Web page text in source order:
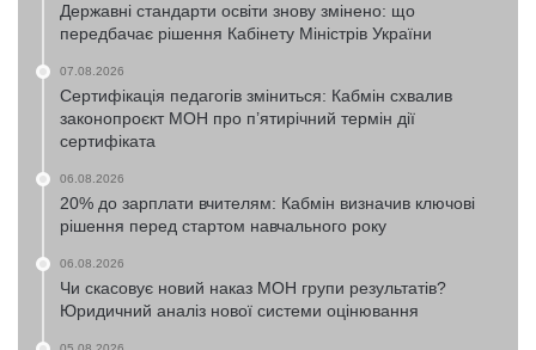
Державні стандарти освіти знову змінено: що
передбачає рішення Кабінету Міністрів України
07.08.2026
Сертифікація педагогів зміниться: Кабмін схвалив
законопроєкт МОН про п’ятирічний термін дії
сертифіката
06.08.2026
20% до зарплати вчителям: Кабмін визначив ключові
рішення перед стартом навчального року
06.08.2026
Чи скасовує новий наказ МОН групи результатів?
Юридичний аналіз нової системи оцінювання